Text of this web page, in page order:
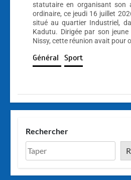
statutaire en organisant son
ordinaire, ce jeudi 16 juillet
situé au quartier Industriel,
Kadutu. Dirigée par son jeune
Nissy, cette réunion avait pour
Général Sport
Rechercher